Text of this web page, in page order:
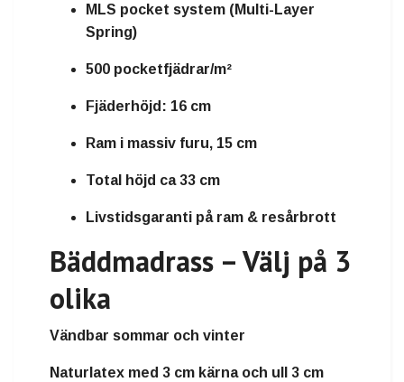
MLS pocket system (Multi-Layer
Spring)
500 pocketfjädrar/m²
Fjäderhöjd: 16 cm
Ram i massiv furu, 15 cm
Total höjd ca 33 cm
Livstidsgaranti på ram & resårbrott
Bäddmadrass – Välj på 3
olika
Vändbar sommar och vinter
Naturlatex med 3 cm kärna och ull 3 cm